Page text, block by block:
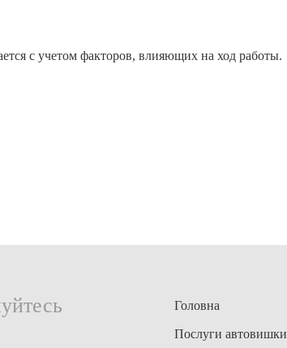
с учетом факторов, влияющих на ход работы.
Головна
Послуги автовишки